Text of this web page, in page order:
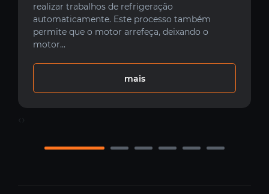
realizar trabalhos de refrigeração
automaticamente. Este processo também
permite que o motor arrefeça, deixando o
motor...
mais
‹